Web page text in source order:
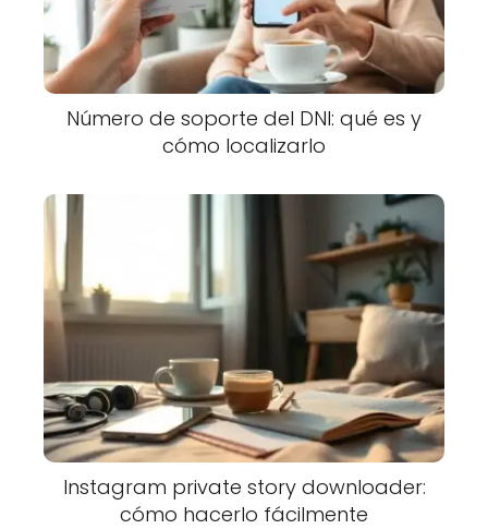
Número de soporte del DNI: qué es y
cómo localizarlo
Instagram private story downloader:
cómo hacerlo fácilmente